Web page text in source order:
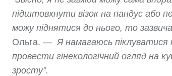
підштовхнути візок на пандус або
можу піднятися до нього, то
Ольга. —Я намагаюсь
провести гінекологічний огляд на
зросту”.